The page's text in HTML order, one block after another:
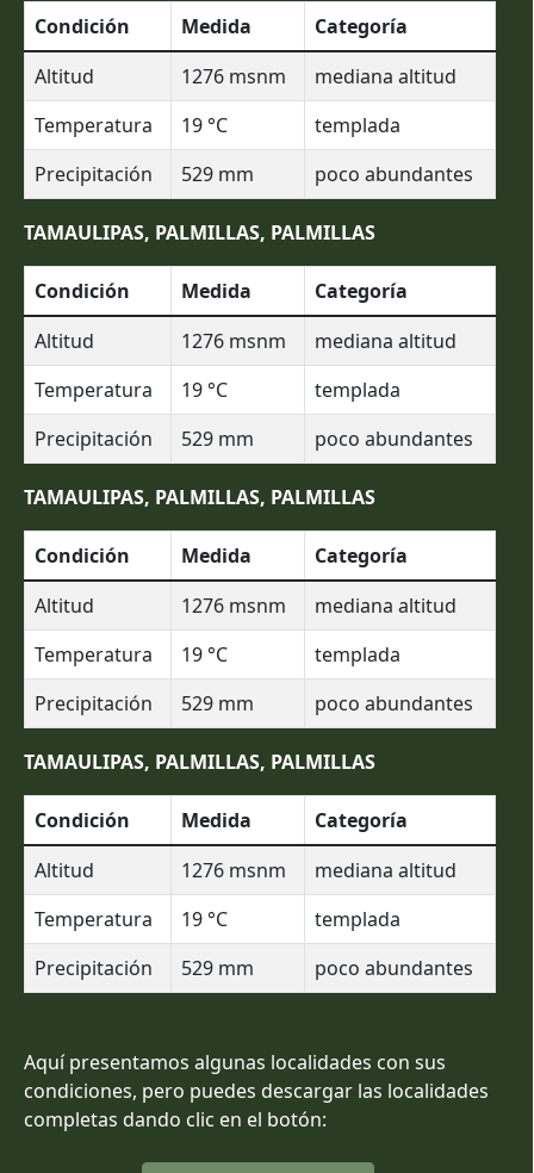
Condición Medida
Categoría
Altitud
1276 msnm
mediana altitud
Temperatura
19 °C
templada
Precipitación
529 mm poco abundantes
TAMAULIPAS, PALMILLAS, PALMILLAS
Condición Medida
Categoría
Altitud
1276 msnm
mediana altitud
Temperatura
19 °C
templada
Precipitación
529 mm poco abundantes
TAMAULIPAS, PALMILLAS, PALMILLAS
Condición Medida
Categoría
Altitud
1276 msnm
mediana altitud
Temperatura
19 °C
templada
Precipitación
529 mm poco abundantes
TAMAULIPAS, PALMILLAS, PALMILLAS
Condición Medida
Categoría
Altitud
1276 msnm
mediana altitud
Temperatura
19 °C
templada
Precipitación
529 mm poco abundantes
Aquí presentamos algunas localidades con sus
condiciones, pero puedes descargar las localidades
completas dando clic en el botón: